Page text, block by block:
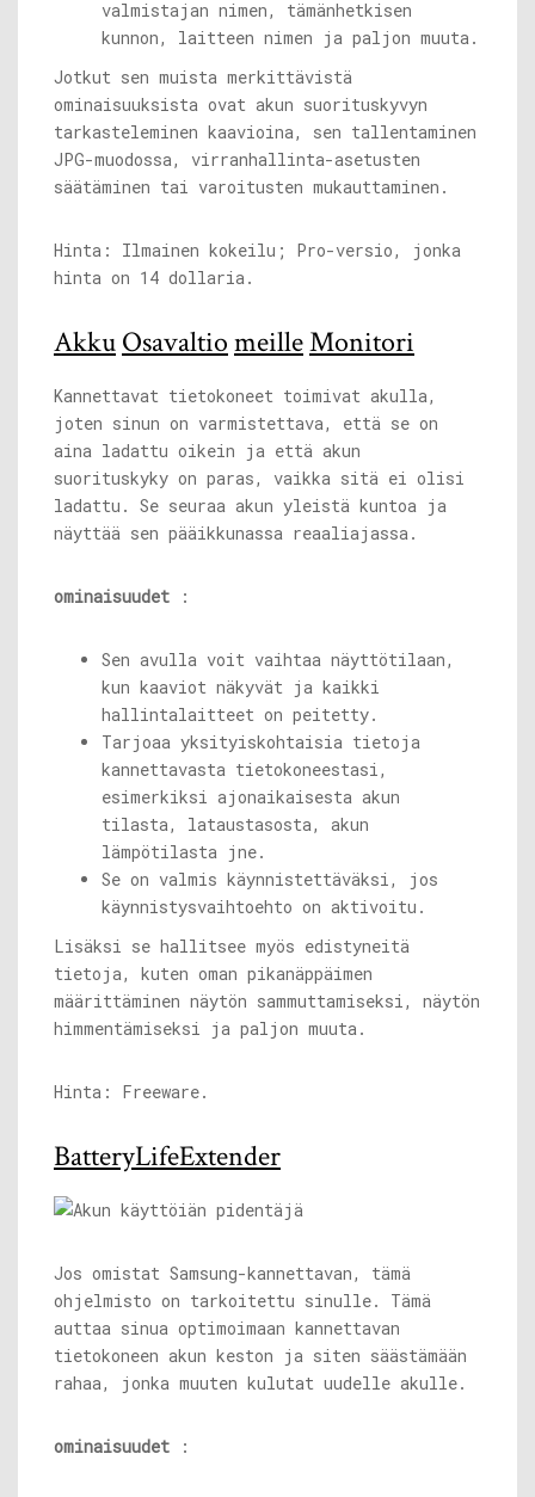
valmistajan nimen, tämänhetkisen
kunnon, laitteen nimen ja paljon muuta.
Jotkut sen muista merkittävistä
ominaisuuksista ovat akun suorituskyvyn
tarkasteleminen kaavioina, sen tallentaminen
JPG-muodossa, virranhallinta-asetusten
säätäminen tai varoitusten mukauttaminen.
Hinta: Ilmainen kokeilu; Pro-versio, jonka
hinta on 14 dollaria.
AkkuOsavaltiomeilleMonitori
Kannettavat tietokoneet toimivat akulla,
joten sinun on varmistettava, että se on
aina ladattu oikein ja että akun
suorituskyky on paras, vaikka sitä ei olisi
ladattu. Se seuraa akun yleistä kuntoa ja
näyttää sen pääikkunassa reaaliajassa.
ominaisuudet :
Sen avulla voit vaihtaa näyttötilaan,
kun kaaviot näkyvät ja kaikki
hallintalaitteet on peitetty.
Tarjoaa yksityiskohtaisia ​​tietoja
kannettavasta tietokoneestasi,
esimerkiksi ajonaikaisesta akun
tilasta, lataustasosta, akun
lämpötilasta jne.
Se on valmis käynnistettäväksi, jos
käynnistysvaihtoehto on aktivoitu.
Lisäksi se hallitsee myös edistyneitä
tietoja, kuten oman pikanäppäimen
määrittäminen näytön sammuttamiseksi, näytön
himmentämiseksi ja paljon muuta.
Hinta: Freeware.
BatteryLifeExtender
Jos omistat Samsung-kannettavan, tämä
ohjelmisto on tarkoitettu sinulle. Tämä
auttaa sinua optimoimaan kannettavan
tietokoneen akun keston ja siten säästämään
rahaa, jonka muuten kulutat uudelle akulle.
ominaisuudet :